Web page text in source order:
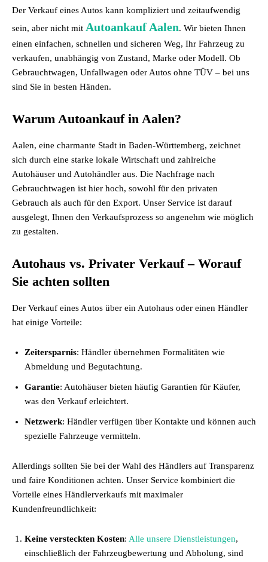
Der Verkauf eines Autos kann kompliziert und zeitaufwendig
sein, aber nicht mit Autoankauf Aalen. Wir bieten Ihnen
einen einfachen, schnellen und sicheren Weg, Ihr Fahrzeug zu
verkaufen, unabhängig von Zustand, Marke oder Modell. Ob
Gebrauchtwagen, Unfallwagen oder Autos ohne TÜV – bei uns
sind Sie in besten Händen.
Warum Autoankauf in Aalen?
Aalen, eine charmante Stadt in Baden-Württemberg, zeichnet
sich durch eine starke lokale Wirtschaft und zahlreiche
Autohäuser und Autohändler aus. Die Nachfrage nach
Gebrauchtwagen ist hier hoch, sowohl für den privaten
Gebrauch als auch für den Export. Unser Service ist darauf
ausgelegt, Ihnen den Verkaufsprozess so angenehm wie möglich
zu gestalten.
Autohaus vs. Privater Verkauf – Worauf
Sie achten sollten
Der Verkauf eines Autos über ein Autohaus oder einen Händler
hat einige Vorteile:
Zeitersparnis: Händler übernehmen Formalitäten wie
Abmeldung und Begutachtung.
Garantie: Autohäuser bieten häufig Garantien für Käufer,
was den Verkauf erleichtert.
Netzwerk: Händler verfügen über Kontakte und können auch
spezielle Fahrzeuge vermitteln.
Allerdings sollten Sie bei der Wahl des Händlers auf Transparenz
und faire Konditionen achten. Unser Service kombiniert die
Vorteile eines Händlerverkaufs mit maximaler
Kundenfreundlichkeit:
Keine versteckten Kosten: Alle unsere Dienstleistungen,
einschließlich der Fahrzeugbewertung und Abholung, sind